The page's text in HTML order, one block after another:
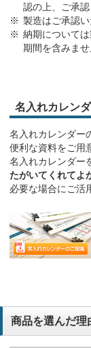
認の上、ご承認
製造はご承認い
納期について
期間を含みませ
名入れカレン
名入れカレンダー
便利な資料をご用
名入れカレンダー
たがいてくれてよ
必要な場合にご活
商品を選んだ